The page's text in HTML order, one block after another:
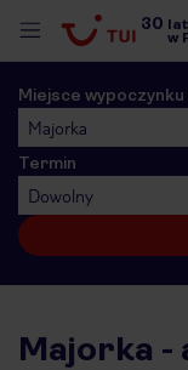
30 lat
w
Miejsce
Majorka
Termin
Dowolny
Majorka -